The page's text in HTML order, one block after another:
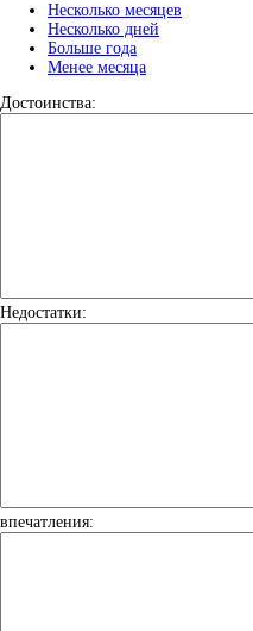
Несколько месяцев
Несколько дней
Больше года
Менее месяца
Достоинства:
Недостатки:
впечатления: